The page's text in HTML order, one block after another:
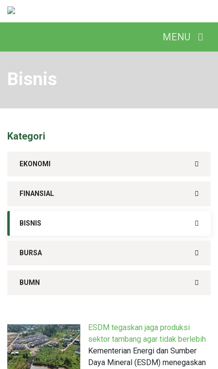
Bisnis
Kategori
EKONOMI
FINANSIAL
BISNIS
BURSA
BUMN
ESDM tegaskan jaga produksi
sektor tambang agar tidak berlebih
Kementerian Energi dan Sumber
Daya Mineral (ESDM) menegaskan